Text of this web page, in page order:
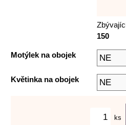
150
Motýlek na obojek
Květinka na obojek
ks